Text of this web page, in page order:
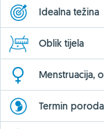
Idealna težina
Oblik tijela
Menstruacija,
Termin poroda